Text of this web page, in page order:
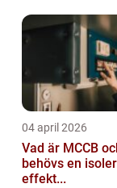
04 april 2026
Vad är MCCB
behövs en
effekt...